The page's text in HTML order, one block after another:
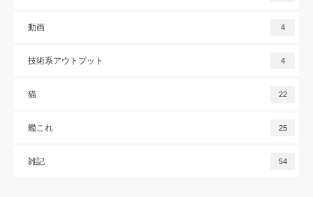
動画 4
技術系アウトプット 4
猫 22
艦これ 25
雑記 54